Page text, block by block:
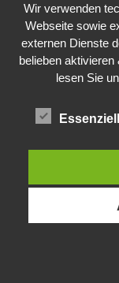
Jugoslavijo, dobar dan
Diese Website
Website stimmst du
Wir verwenden
Webseite sowie
externen Dienste
belieben
lesen Sie
Essenziell